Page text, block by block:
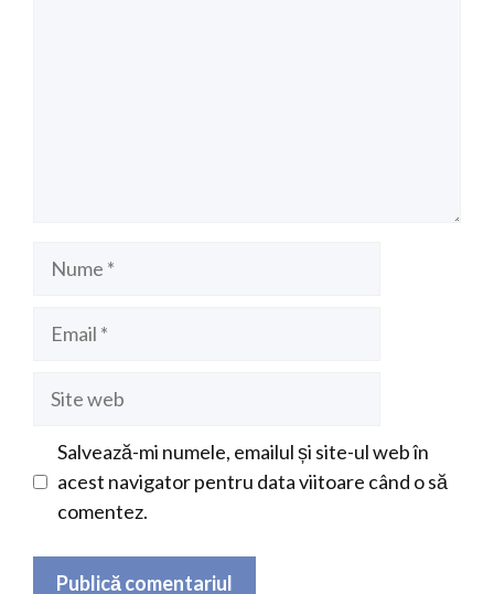
Salvează-mi numele, emailul și site-ul web în
acest navigator pentru data viitoare când o să
comentez.